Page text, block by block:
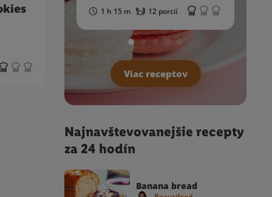
1 h 15 m 12 porcií
Viac receptov
Najnavštevovanejšie recepty
za 24 hodín
Banana bread